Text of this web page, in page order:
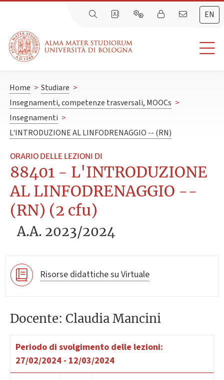
EN
Home > Studiare >
Insegnamenti, competenze trasversali, MOOCs >
Insegnamenti >
L'INTRODUZIONE AL LINFODRENAGGIO -- (RN)
ORARIO DELLE LEZIONI DI
88401 - L'INTRODUZIONE
AL LINFODRENAGGIO --
(RN) (2 cfu)
A.A. 2023/2024
Risorse didattiche su Virtuale
Docente: Claudia Mancini
Periodo di svolgimento delle lezioni:
27/02/2024 - 12/03/2024